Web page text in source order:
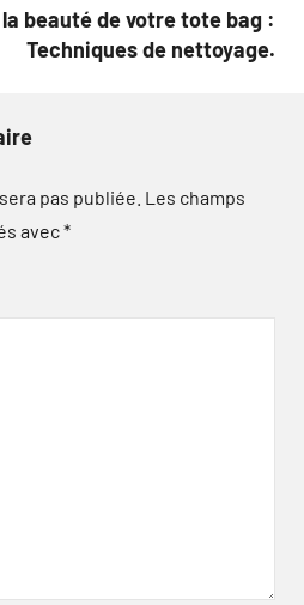
beauté de votre tote bag :
Techniques de nettoyage.
pas publiée. Les champs
avec*